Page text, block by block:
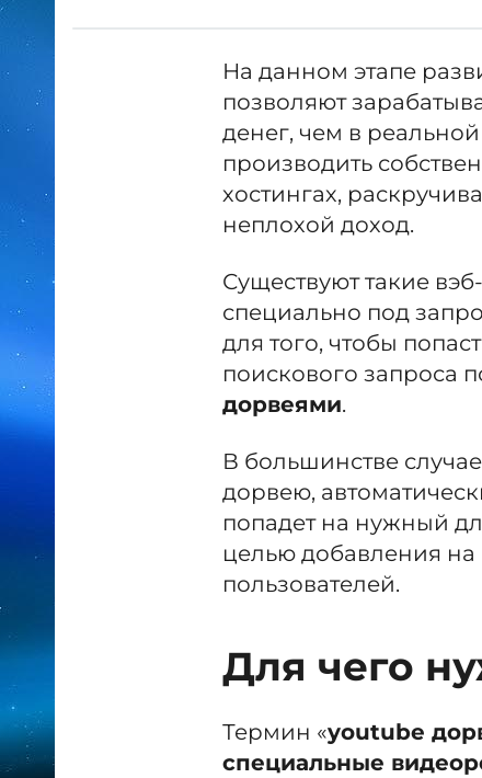
На данном этапе
позволяют
денег, чем в
производить
хостингах,
неплохой доход.
Существуют такие
специально под
для того, чтобы
поискового запроса
дорвеями.
В большинстве
дорвею,
попадет на нужный
целью добавления
пользователей.
Для чего
Термин «youtube
специальные